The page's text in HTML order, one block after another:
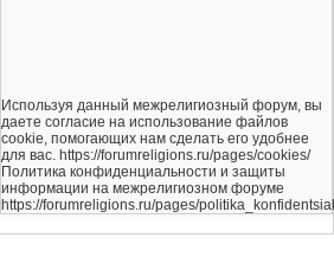
Используя данный межрелигиозный форум, вы
даете согласие на использование файлов
cookie, помогающих нам сделать его удобнее
для вас. https://forumreligions.ru/pages/cookies/
Политика конфиденциальности и защиты
информации на межрелигиозном форуме
https://forumreligions.ru/pages/